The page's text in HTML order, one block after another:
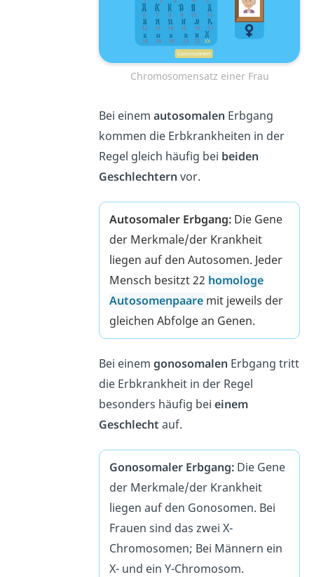
Chromosomensatz einer Frau
Bei einemautosomalen Erbgang
kommen die Erbkrankheiten in der
Regel gleich häufig bei beiden
Geschlechtern vor.
Autosomaler Erbgang: Die Gene
der Merkmale/der Krankheit
liegen auf den Autosomen. Jeder
Mensch besitzt 22 homologe
Autosomenpaare mit jeweils der
gleichen Abfolge an Genen.
Bei einemgonosomalen Erbgang tritt
die Erbkrankheit in der Regel
besonders häufig beieinem
Geschlecht auf.
Gonosomaler Erbgang: Die Gene
der Merkmale/der Krankheit
liegen auf den Gonosomen. Bei
Frauen sind das zwei X-
Chromosomen; Bei Männern ein
X- und ein Y-Chromosom.